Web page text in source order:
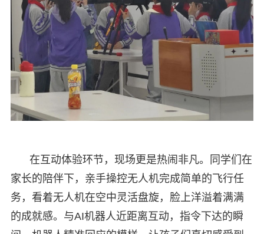
在互动体验环节，现场更是热闹非凡。同学们在
家长的陪伴下，亲手操控无人机完成简单的飞行任
务，看着无人机在空中灵活盘旋，脸上洋溢着满满
的成就感。与AI机器人近距离互动，指令下达的瞬